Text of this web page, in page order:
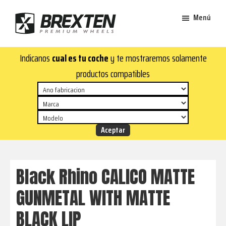
contenido
principal
de
página
Brexten
aluminio
premium
¡En
Brexten.com
encontrarás
aluminio
top!
y
estilo
para
tu
Menú
Indicanos cual es tu cochey te mostraremos solamente
productos compatibles
Black Rhino CALICO MATTE
GUNMETAL WITH MATTE
BLACK LIP